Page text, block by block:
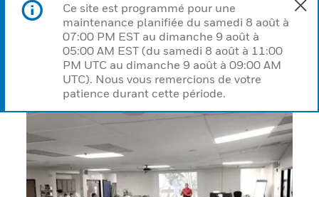
Ce site est programmé pour une
maintenance planifiée du samedi 8 août à
07:00 PM EST au dimanche 9 août à
05:00 AM EST (du samedi 8 août à 11:00
PM UTC au dimanche 9 août à 09:00 AM
UTC). Nous vous remercions de votre
patience durant cette période.